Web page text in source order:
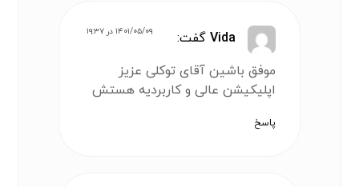
Vida گفت: ۱۴۰۱/۰۵/۰۹ در ۱۹:۳۷
موفق باشین آقای توکلی عزیز
اپلیکیشن عالی و کاربردیه هستش
پاسخ